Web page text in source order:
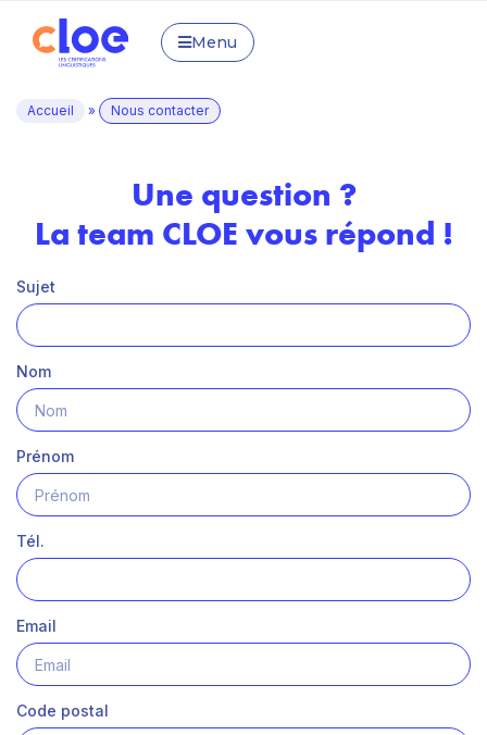
Menu
Accueil » Nous contacter
Une question ?
La team CLOE vous répond !
Sujet
Nom
Prénom
Tél.
Email
Code postal